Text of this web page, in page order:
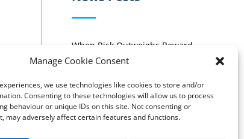
Manage Cookie Consent
we use technologies like cookies to store and/or
Consenting to these technologies will allow us to process
behaviour or unique IDs on this site. Not consenting or
may adversely affect certain features and functions.
When Risk Outweighs Reward
Understanding Gambling
Education and Support